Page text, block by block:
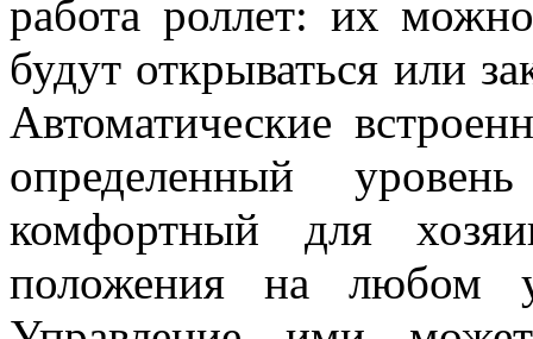
работа роллет: их
будут открываться или
Автоматические
определенный
комфортный для
положения на любом